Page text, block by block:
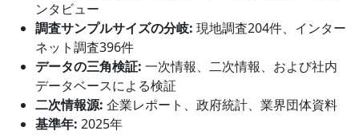
ンタビュー
調査サンプルサイズの分岐: 現地調査204件、インター
ネット調査396件
データの三角検証: 一次情報、二次情報、および社内
データベースによる検証
二次情報源: 企業レポート、政府統計、業界団体資料
基準年: 2025年